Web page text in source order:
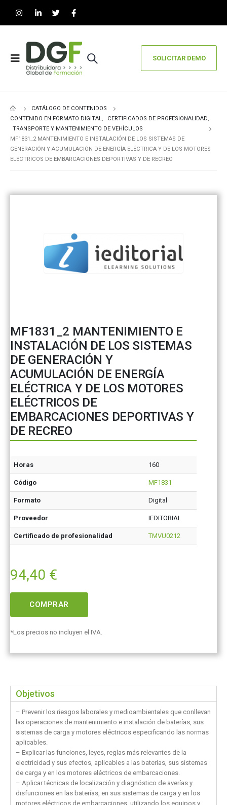
SOLICITAR DEMO
CATÁLOGO DE CONTENIDOS
CONTENIDO EN FORMATO DIGITAL, CERTIFICADOS DE PROFESIONALIDAD,
TRANSPORTE Y MANTENIMIENTO DE VEHÍCULOS
MF1831_2 MANTENIMIENTO E INSTALACIÓN DE LOS SISTEMAS DE
GENERACIÓN Y ACUMULACIÓN DE ENERGÍA ELÉCTRICA Y DE LOS MOTORES
ELÉCTRICOS DE EMBARCACIONES DEPORTIVAS Y DE RECREO
MF1831_2 MANTENIMIENTO E
INSTALACIÓN DE LOS SISTEMAS
DE GENERACIÓN Y
ACUMULACIÓN DE ENERGÍA
ELÉCTRICA Y DE LOS MOTORES
ELÉCTRICOS DE
EMBARCACIONES DEPORTIVAS Y
DE RECREO
Horas 160
Código MF1831
Formato Digital
Proveedor IEDITORIAL
Certificado de profesionalidad TMVU0212
94,40 €
COMPRAR
*Los precios no incluyen el IVA.
Objetivos
– Prevenir los riesgos laborales y medioambientales que conllevan
las operaciones de mantenimiento e instalación de baterías, sus
sistemas de carga y motores eléctricos especificando las normas
aplicables.
– Explicar las funciones, leyes, reglas más relevantes de la
electricidad y sus efectos, aplicables a las baterías, sus sistemas
de carga y en los motores eléctricos de embarcaciones.
– Aplicar técnicas de localización y diagnóstico de averías y
disfunciones en las baterías, en sus sistemas de carga y en los
motores eléctricos de embarcaciones, utilizando los equipos y